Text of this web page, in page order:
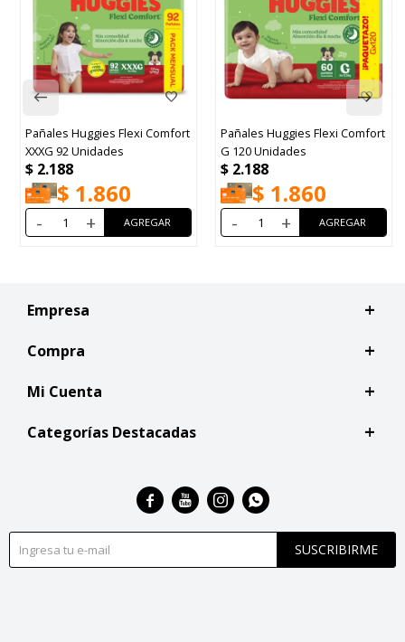
Pañales Huggies Flexi Comfort
XXXG 92 Unidades
2.188
$1.860
+
Pañales Huggies Flexi Comfort
G 120 Unidades
2.188
$1.860
+
Empresa
Compra
Mi Cuenta
Categorías Destacadas
SUSCRIBIRME
   